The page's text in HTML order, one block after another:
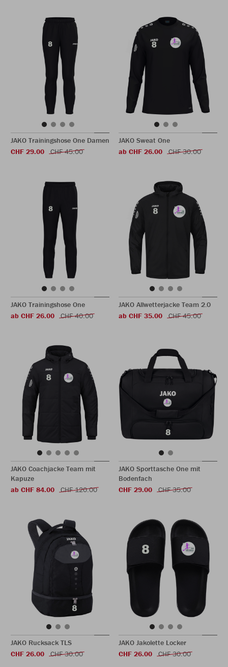
JAKO Trainingshose One Damen
CHF 29.00
CHF 45.00
JAKO Sweat One
ab CHF 26.00
CHF 30.00
JAKO Trainingshose One
ab CHF 26.00
CHF 40.00
JAKO Allwetterjacke Team 2.0
ab CHF 35.00
CHF 45.00
JAKO Coachjacke Team mit
Kapuze
ab CHF 84.00
CHF 120.00
JAKO Sporttasche One mit
Bodenfach
CHF 29.00
CHF 35.00
JAKO Rucksack TLS
CHF 26.00
CHF 30.00
JAKO Jakolette Locker
CHF 26.00
CHF 30.00